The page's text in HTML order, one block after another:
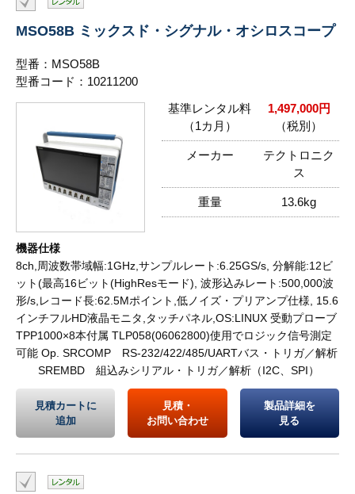
MSO58B ミックスド・シグナル・オシロスコープ
型番：MSO58B
型番コード：10211200
基準レンタル料
（1カ月）
1,497,000円
（税別）
メーカー
テクトロニク
ス
重量 13.6kg
機器仕様
8ch,周波数帯域幅:1GHz,サンプルレート:6.25GS/s, 分解能:12ビ
ット(最高16ビット(HighResモード), 波形込みレート:500,000波
形/s,レコード長:62.5Mポイント,低ノイズ・プリアンプ仕様, 15.6
インチフルHD液晶モニタ,タッチパネル,OS:LINUX 受動プローブ
TPP1000×8本付属 TLP058(06062800)使用でロジック信号測定
可能 Op. SRCOMP RS-232/422/485/UARTバス・トリガ／解析
SREMBD 組込みシリアル・トリガ／解析（I2C、SPI）
見積カートに
追加
見積・
お問い合わせ
製品詳細を
見る